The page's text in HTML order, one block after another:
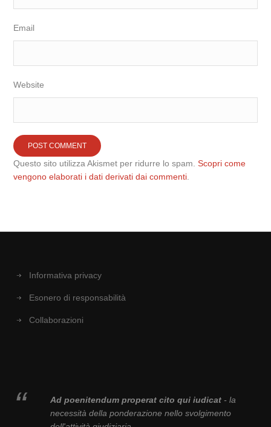
Email
Website
Questo sito utilizza Akismet per ridurre lo spam.Scopri come
vengono elaborati i dati derivati dai commenti
Informativa privacy
Esonero di responsabilità
Collaborazioni
Ad poenitendum properat cito qui iudicat- la
necessità della ponderazione nello svolgimento